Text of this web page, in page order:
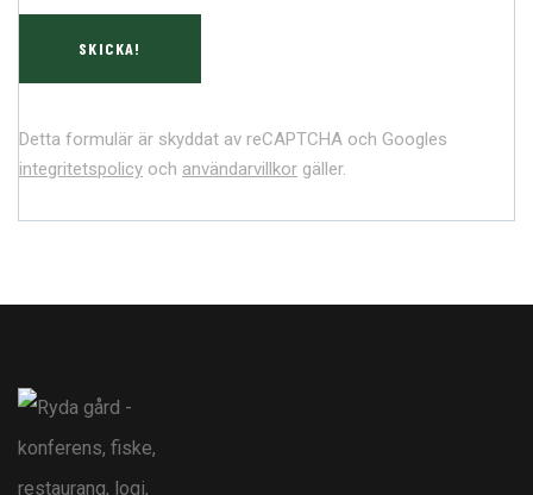
Detta formulär är skyddat av reCAPTCHA och Googles
integritetspolicy och användarvillkor gäller.